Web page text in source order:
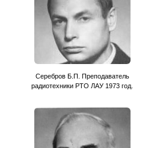
Серебров Б.П. Преподаватель
радиотехники РТО ЛАУ 1973 год.